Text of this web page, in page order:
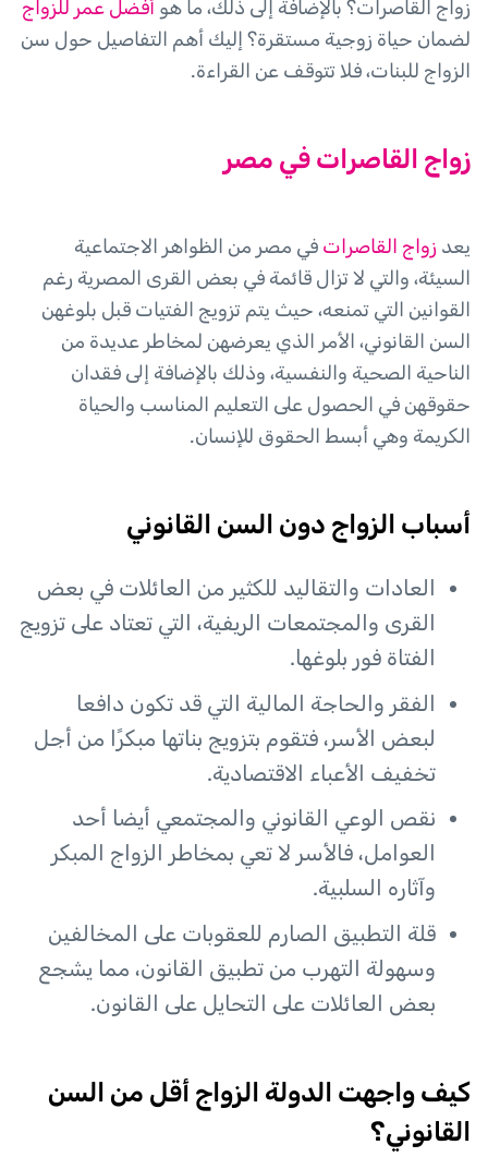
زواج القاصرات؟ بالإضافة إلى ذلك، ما هو أفضل عمر للزواج
لضمان حياة زوجية مستقرة؟ إليك أهم التفاصيل حول سن
الزواج للبنات، فلا تتوقف عن القراءة.
زواج القاصرات في مصر
يعد زواج القاصرات في مصر من الظواهر الاجتماعية
السيئة، والتي لا تزال قائمة في بعض القرى المصرية رغم
القوانين التي تمنعه، حيث يتم تزويج الفتيات قبل بلوغهن
السن القانوني، الأمر الذي يعرضهن لمخاطر عديدة من
الناحية الصحية والنفسية، وذلك بالإضافة إلى فقدان
حقوقهن في الحصول على التعليم المناسب والحياة
الكريمة وهي أبسط الحقوق للإنسان.
أسباب الزواج دون السن القانوني
العادات والتقاليد للكثير من العائلات في بعض
القرى والمجتمعات الريفية، التي تعتاد على تزويج
الفتاة فور بلوغها.
الفقر والحاجة المالية التي قد تكون دافعا
لبعض الأسر، فتقوم بتزويج بناتها مبكرًا من أجل
تخفيف الأعباء الاقتصادية.
نقص الوعي القانوني والمجتمعي أيضا أحد
العوامل، فالأسر لا تعي بمخاطر الزواج المبكر
وآثاره السلبية.
قلة التطبيق الصارم للعقوبات على المخالفين
وسهولة التهرب من تطبيق القانون، مما يشجع
بعض العائلات على التحايل على القانون.
كيف واجهت الدولة الزواج أقل من السن
القانوني؟